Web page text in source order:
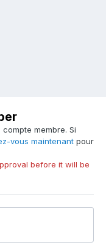
membre. Si
vous maintenant pour
before it will be